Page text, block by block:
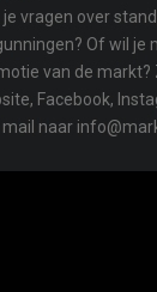
je vragen over
Of wil je
van de markt?
Facebook,
mail naar